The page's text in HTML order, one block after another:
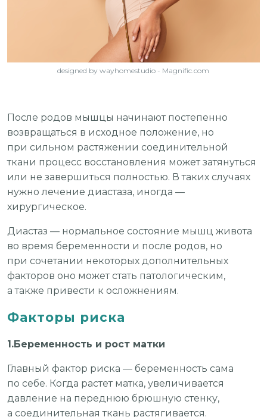
designed by wayhomestudio - Magnific.com
После родов мышцы начинают постепенно
возвращаться в исходное положение, но
при сильном растяжении соединительной
ткани процесс восстановления может затянуться
или не завершиться полностью. В таких случаях
нужно лечение диастаза, иногда —
хирургическое.
Диастаз — нормальное состояние мышц живота
во время беременности и после родов, но
при сочетании некоторых дополнительных
факторов оно может стать патологическим,
а также привести к осложнениям.
Факторы риска
1.Беременность и рост матки
Главный фактор риска — беременность сама
по себе. Когда растет матка, увеличивается
давление на переднюю брюшную стенку,
а соединительная ткань растягивается.